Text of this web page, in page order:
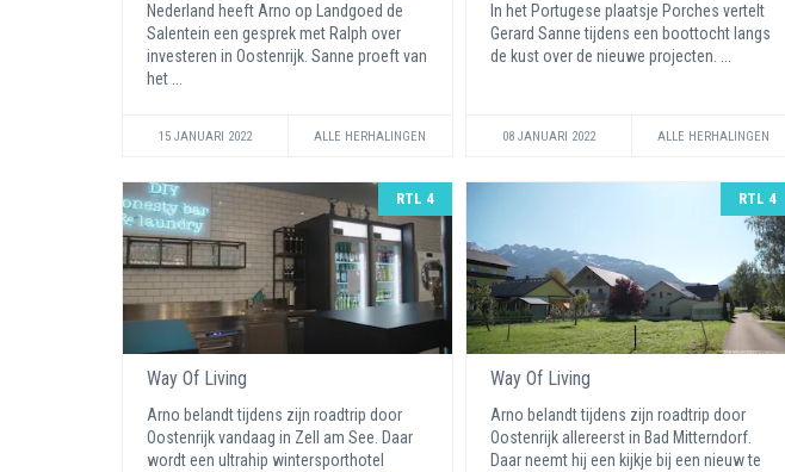
Nederland heeft Arno op Landgoed de
Salentein een gesprek met Ralph over
investeren in Oostenrijk. Sanne proeft van
het ...
15 JANUARI 2022 ALLE HERHALINGEN
In het Portugese plaatsje Porches vertelt
Gerard Sanne tijdens een boottocht langs
de kust over de nieuwe projecten. ...
08 JANUARI 2022 ALLE HERHALINGEN
RTL 4
Way Of Living
Arno belandt tijdens zijn roadtrip door
Oostenrijk vandaag in Zell am See. Daar
wordt een ultrahip wintersporthotel
RTL 4
Way Of Living
Arno belandt tijdens zijn roadtrip door
Oostenrijk allereerst in Bad Mitterndorf.
Daar neemt hij een kijkje bij een nieuw te